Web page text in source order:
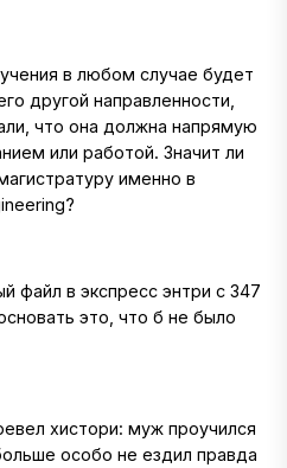
в любом случае будет
другой направленности,
что она должна напрямую
или работой. Значит ли
именно в
файл в экспресс энтри с 347
это, что б не было
хистори: муж проучился
особо не ездил правда